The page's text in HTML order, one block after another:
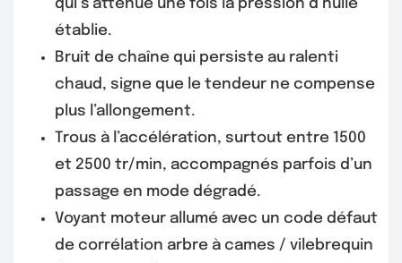
qui s’atténue une fois la pression d’huile
établie.
Bruit de chaîne qui persiste au ralenti
chaud, signe que le tendeur ne compense
plus l’allongement.
Trous à l’accélération, surtout entre 1500
et 2500 tr/min, accompagnés parfois d’un
passage en mode dégradé.
Voyant moteur allumé avec un code défaut
de corrélation arbre à cames / vilebrequin